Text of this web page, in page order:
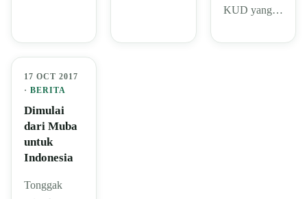
KUD yang…
17 OCT 2017
· BERITA
Dimulai
dari Muba
untuk
Indonesia
Tonggak